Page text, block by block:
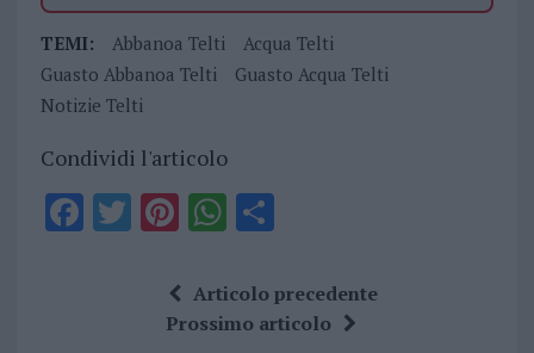
TEMI: Abbanoa Telti
Acqua Telti
Guasto Abbanoa Telti
Guasto Acqua Telti
Notizie Telti
Condividi l'articolo
F T Pi
te
re
W
at
s
S
a
re
Articolo precedente
Prossimo articolo